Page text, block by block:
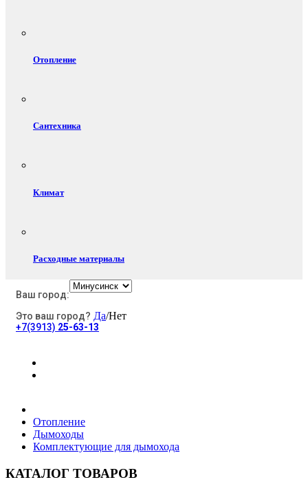
Отопление
Сантехника
Климат
Расходные материалы
Электротовары
Ваш город:
Это ваш город? Да/Нет
+7(3913) 25-63-13
Отопление
Дымоходы
Комплектующие для дымохода
КАТАЛОГ ТОВАРОВ